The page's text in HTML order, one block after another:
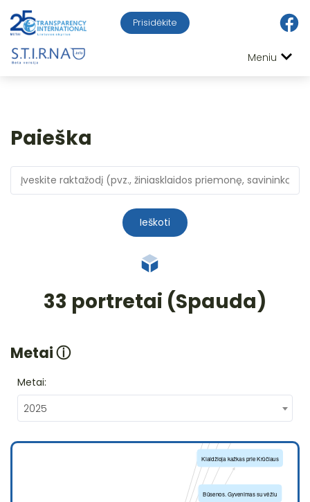
Prisidėkite
Meniu
Paieška
Ieškoti
33 portretai (Spauda)
Metaiⓘ
Metai:
2025